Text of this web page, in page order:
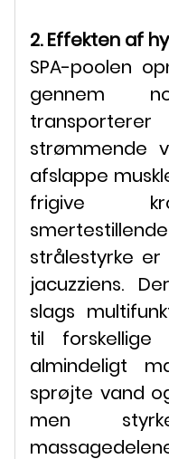
2. Effekten af
SPA-poolen
gennem
strømmende
afslappe
frigive
strålestyrke
jacuzziens.
slags
til
almindeligt
sprøjte vand
men